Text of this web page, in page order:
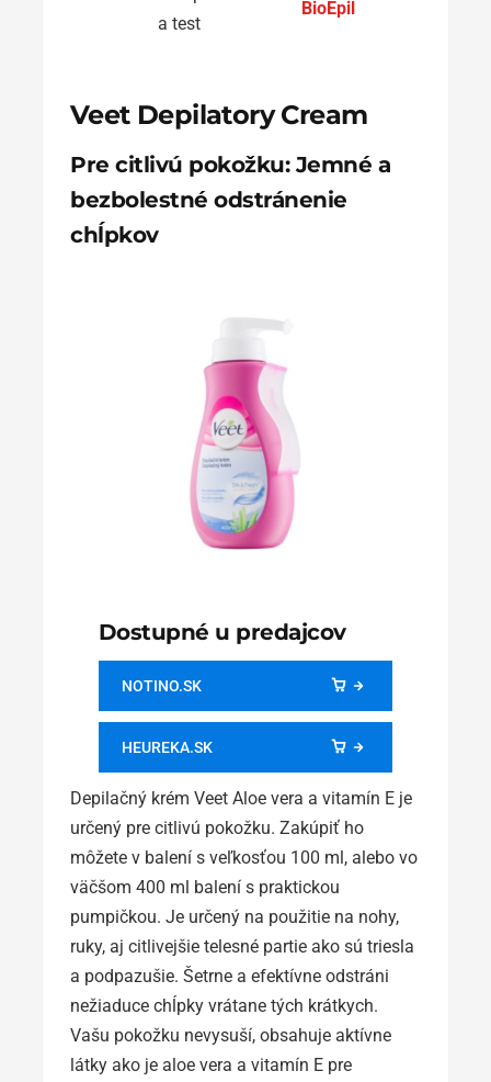
BioEpil
Veet Depilatory Cream
Pre citlivú pokožku: Jemné a
bezbolestné odstránenie
chĺpkov
Dostupné u predajcov
NOTINO.SK
HEUREKA.SK
Depilačný krém Veet Aloe vera a vitamín E je
určený pre citlivú pokožku. Zakúpiť ho
môžete v balení s veľkosťou 100 ml, alebo vo
väčšom 400 ml balení s praktickou
pumpičkou. Je určený na použitie na nohy,
ruky, aj citlivejšie telesné partie ako sú triesla
a podpazušie. Šetrne a efektívne odstráni
nežiaduce chĺpky vrátane tých krátkych.
Vašu pokožku nevysuší, obsahuje aktívne
látky ako je aloe vera a vitamín E pre